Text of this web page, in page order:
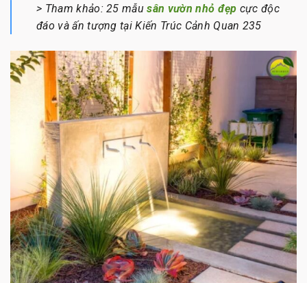
> Tham khảo: 25 mẫusân vườn nhỏ đẹp cực độc
đáo và ấn tượng tại Kiến Trúc Cảnh Quan 235